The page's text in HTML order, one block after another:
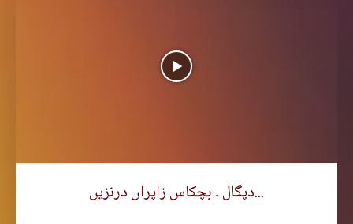
دپگال ۔ بچکاس زاپراں درنزیں...